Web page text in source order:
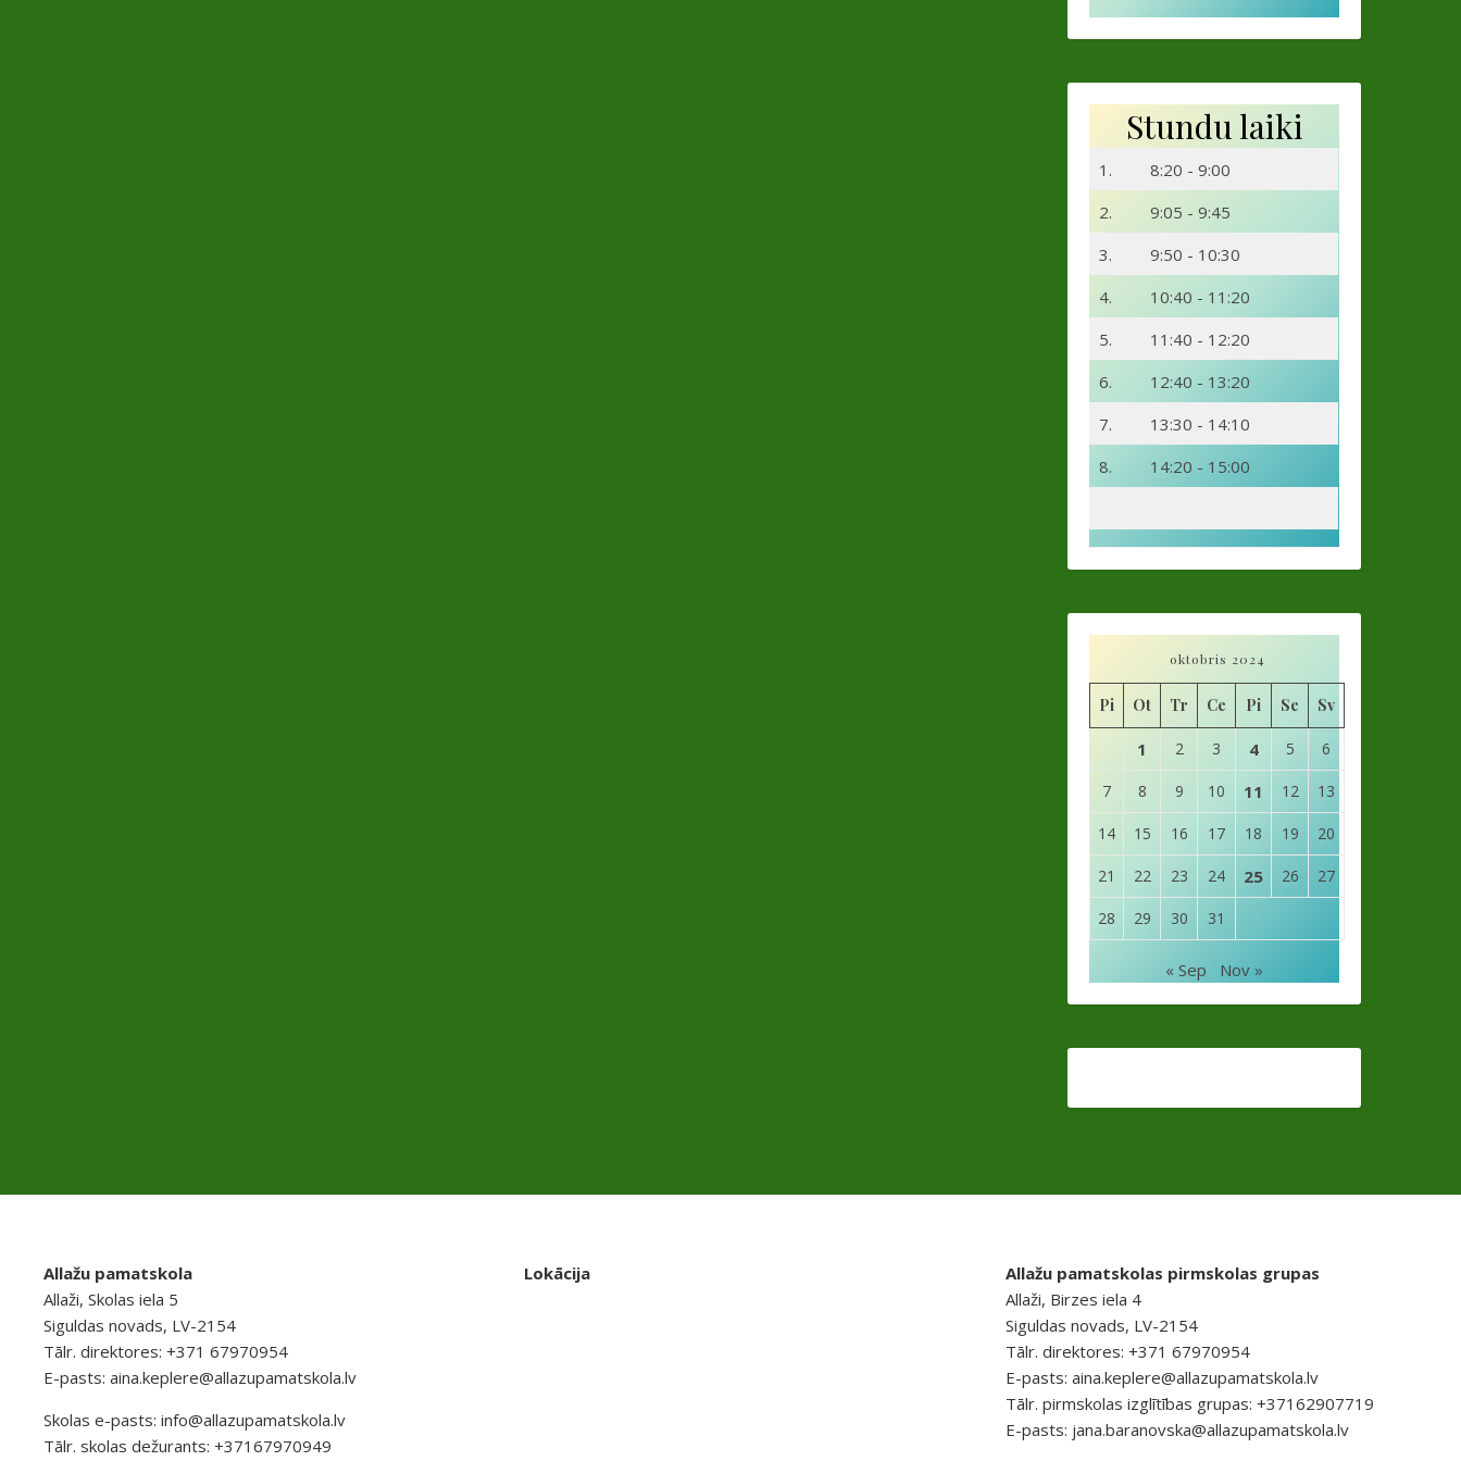
Stundu laiki
1.
8:20 - 9:00
2.
9:05 - 9:45
3.
9:50 - 10:30
4.
10:40 - 11:20
5.
11:40 - 12:20
6.
12:40 - 13:20
7.
13:30 - 14:10
8.
14:20 - 15:00
oktobris 2024
Pi Ot Tr Ce Pi Se Sv
1 2 3 4 5 6
7 8 9 10 11 12 13
14 15 16 17 18 19 20
21 22 23 24 25 26 27
28 29 30 31
« Sep Nov »
Allažu pamatskola
Allaži, Skolas iela 5
Siguldas novads, LV-2154
Tālr. direktores: +371 67970954
E-pasts: aina.keplere@allazupamatskola.lv
Skolas e-pasts: info@allazupamatskola.lv
Tālr. skolas dežurants: +37167970949
Lokācija
Allažu pamatskolas pirmskolas grupas
Allaži, Birzes iela 4
Siguldas novads, LV-2154
Tālr. direktores: +371 67970954
E-pasts: aina.keplere@allazupamatskola.lv
Tālr. pirmskolas izglītības grupas: +37162907719
E-pasts: jana.baranovska@allazupamatskola.lv